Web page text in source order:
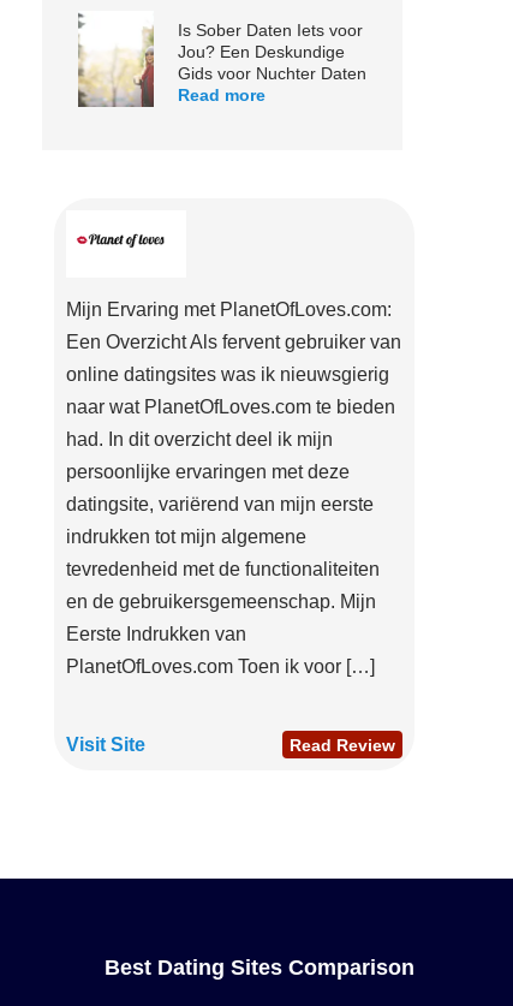
Is Sober Daten Iets voor
Jou? Een Deskundige
Gids voor Nuchter Daten
Read more
Mijn Ervaring met PlanetOfLoves.com:
Een Overzicht Als fervent gebruiker van
online datingsites was ik nieuwsgierig
naar wat PlanetOfLoves.com te bieden
had. In dit overzicht deel ik mijn
persoonlijke ervaringen met deze
datingsite, variërend van mijn eerste
indrukken tot mijn algemene
tevredenheid met de functionaliteiten
en de gebruikersgemeenschap. Mijn
Eerste Indrukken van
PlanetOfLoves.com Toen ik voor […]
Visit Site Read Review
Best Dating Sites Comparison